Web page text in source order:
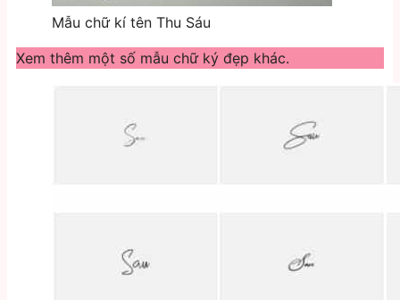
Mẫu chữ kí tên Thu Sáu
Xem thêm một số mẫu chữ ký đẹp khác.